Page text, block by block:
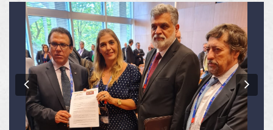
Previous